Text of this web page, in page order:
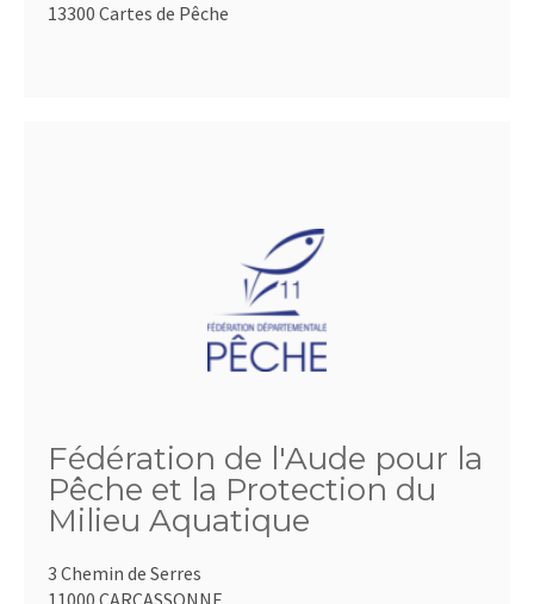
13300 Cartes de Pêche
Fédération de l'Aude pour la
Pêche et la Protection du
Milieu Aquatique
3 Chemin de Serres
11000 CARCASSONNE